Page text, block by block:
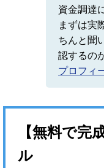
資金調達
まずは実
ちんと聞
認するの
プロフィ
【無料で完
ル